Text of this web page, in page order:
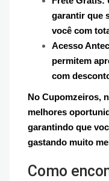
garantir que
você com
Acesso
permitem
com
No Cupomzeiros,
melhores
garantindo que
gastando muito
Como